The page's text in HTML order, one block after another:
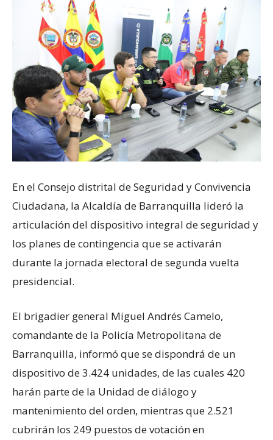
En el Consejo distrital de Seguridad y Convivencia
Ciudadana, la Alcaldía de Barranquilla lideró la
articulación del dispositivo integral de seguridad y
los planes de contingencia que se activarán
durante la jornada electoral de segunda vuelta
presidencial.
El brigadier general Miguel Andrés Camelo,
comandante de la Policía Metropolitana de
Barranquilla, informó que se dispondrá de un
dispositivo de 3.424 unidades, de las cuales 420
harán parte de la Unidad de diálogo y
mantenimiento del orden, mientras que 2.521
cubrirán los 249 puestos de votación en